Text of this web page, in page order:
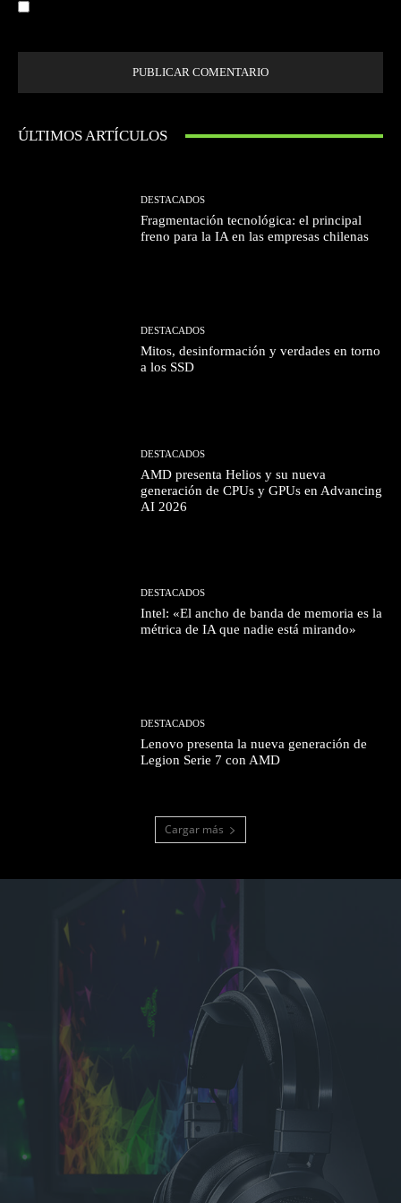
ÚLTIMOS ARTÍCULOS
DESTACADOS
Fragmentación tecnológica: el principal
freno para la IA en las empresas chilenas
DESTACADOS
Mitos, desinformación y verdades en torno
a los SSD
DESTACADOS
AMD presenta Helios y su nueva
generación de CPUs y GPUs en Advancing
AI 2026
DESTACADOS
Intel: «El ancho de banda de memoria es la
métrica de IA que nadie está mirando»
DESTACADOS
Lenovo presenta la nueva generación de
Legion Serie 7 con AMD
Cargar más